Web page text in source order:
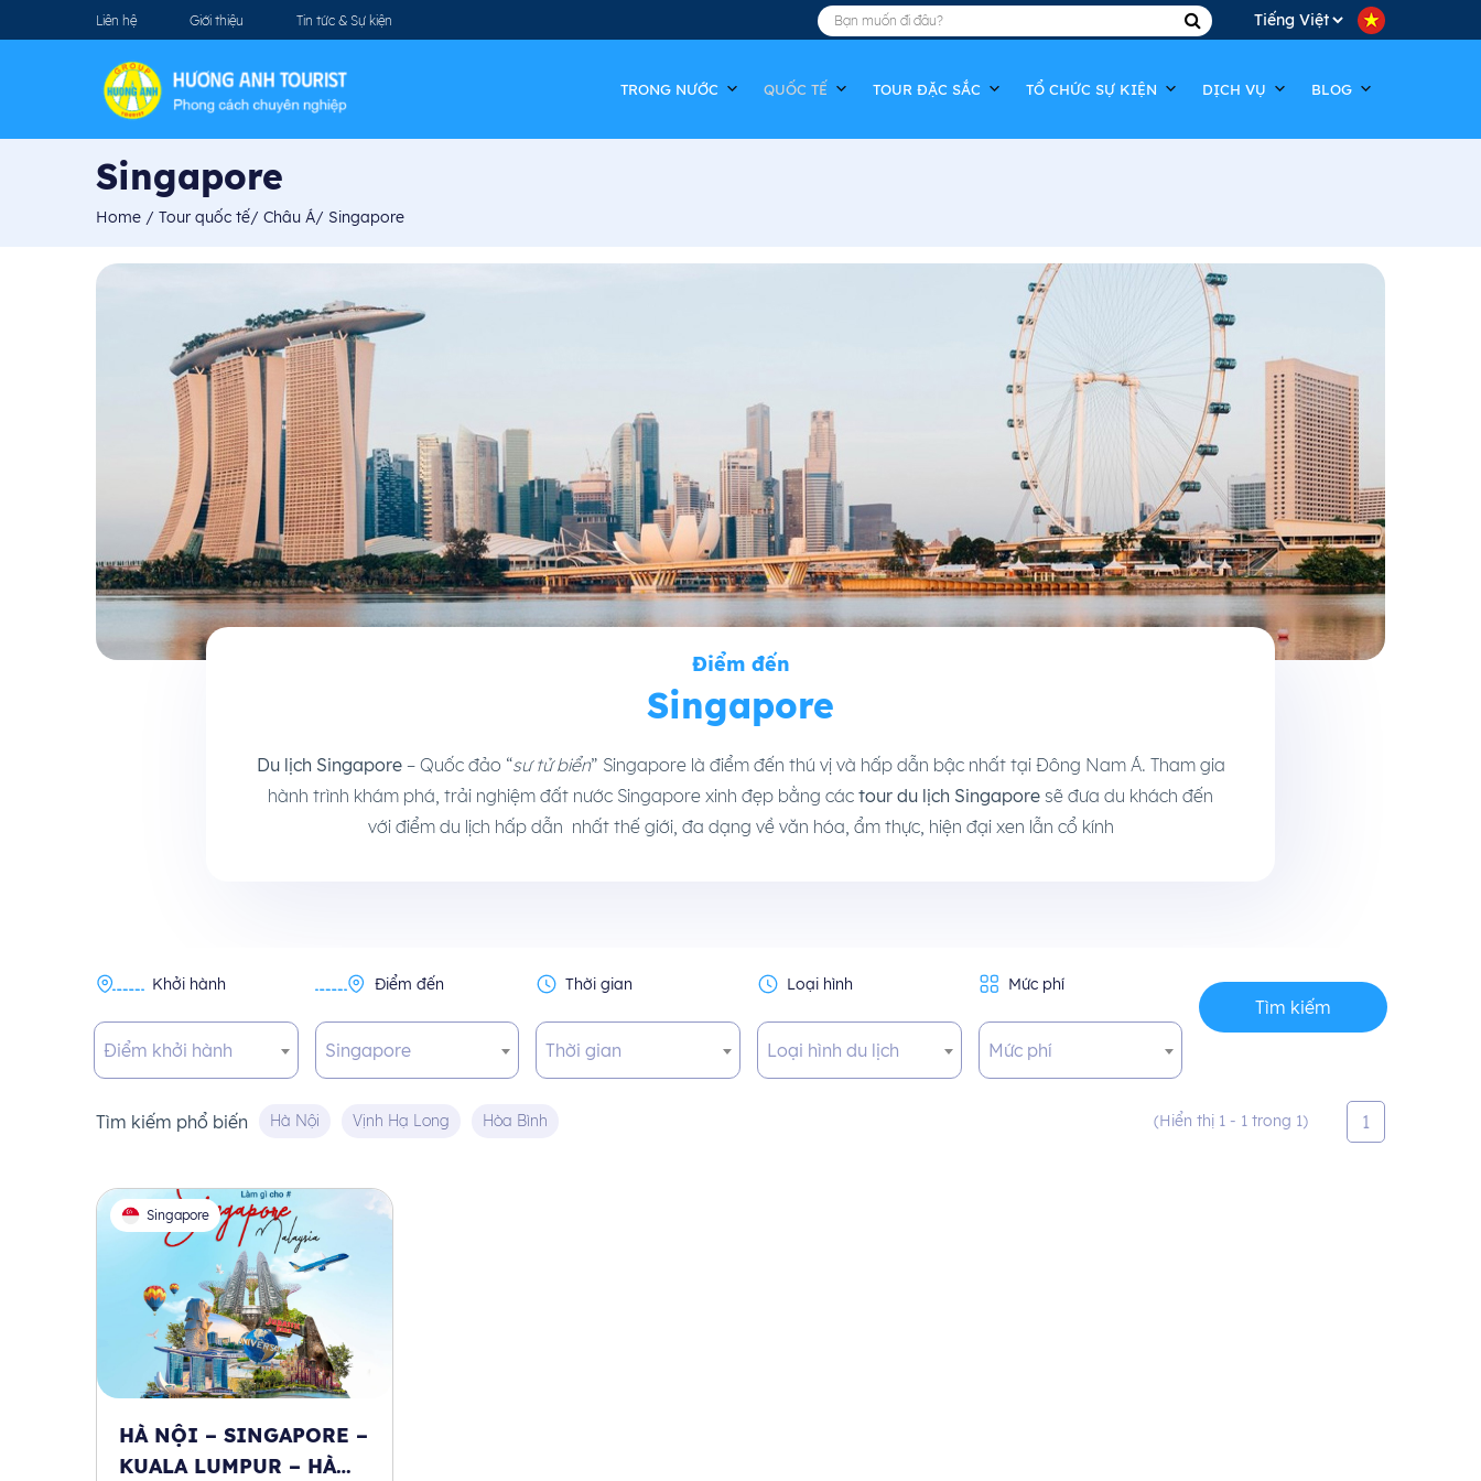
Liên hệ Giới thiệu Tin tức & Sự kiện
Choose
language
TRONG NƯỚC QUỐC TẾ TOUR ĐẶC SẮC TỔ CHỨC SỰ KIỆN DỊCH VỤ BLOG
Singapore
Home / Tour quốc tế/ Châu Á/ Singapore
Điểm đến
Singapore
Du lịch Singapore– Quốc đảo “sư tử biển” Singapore là điểm đến thú vị và hấp dẫn bậc nhất tại Đông Nam Á. Tham gia
hành trình khám phá, trải nghiệm đất nước Singapore xinh đẹp bằng các tour du lịch Singapore sẽ đưa du khách đến
với điểm du lịch hấp dẫn nhất thế giới, đa dạng về văn hóa, ẩm thực, hiện đại xen lẫn cổ kính
Khởi hành
Điểm khởi hành
Điểm đến
Singapore
Thời gian
Thời gian
Loại hình
Loại hình du lịch
Mức phí
Mức phí
Tìm kiếm
Tìm kiếm phổ biến Hà Nội Vịnh Hạ Long Hòa Bình (Hiển thị 1 - 1 trong 1) 1
Singapore
HÀ NỘI – SINGAPORE –
KUALA LUMPUR – HÀ